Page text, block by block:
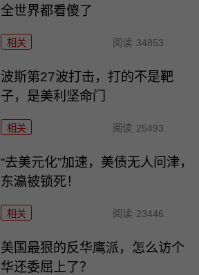
全世界都看傻了
相关 阅读 34853
波斯第27波打击，打的不是靶
子，是美利坚命门
相关 阅读 25493
“去美元化”加速，美债无人问津，
东瀛被锁死！
相关 阅读 23446
美国最狠的反华鹰派，怎么访个
华还委屈上了？